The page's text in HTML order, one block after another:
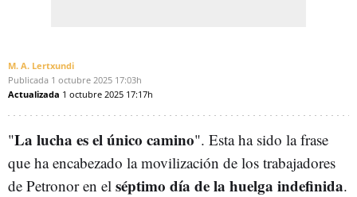
M. A. Lertxundi
Publicada 1 octubre 2025 17:03h
Actualizada 1 octubre 2025 17:17h
"La lucha es el único camino". Esta ha sido la frase
que ha encabezado la movilización de los trabajadores
de Petronor en el séptimo día de la huelga indefinida.